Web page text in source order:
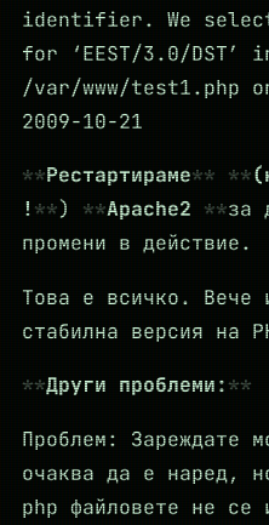
identifier. We
for ‘EEST/3.0/DST’
/var/www/test1.php
2009-10-21
Рестартираме
!
) Apache2
за
промени в действие.
Това е всичко. Вече
стабилна версия на
Други проблеми:
Проблем: Зареждате
очаква да е наред,
php файловете не се